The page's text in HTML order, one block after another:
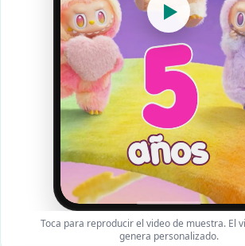
▶
Toca para reproducir el video de muestra. El
genera personalizado.